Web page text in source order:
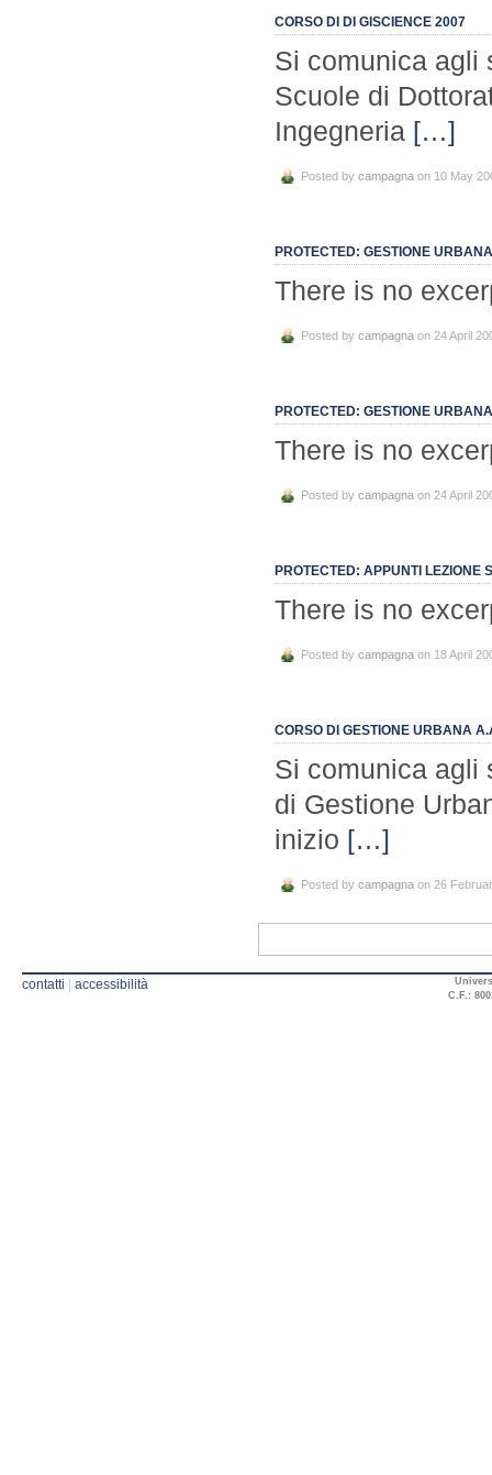
CORSO DI DI GISCIENCE 2007
Si comunica agli
Scuole di
Ingegneria […]
Posted by campagna on 10 May
PROTECTED: GESTIONE
There is no
Posted by campagna on 24 April
PROTECTED: GESTIONE
There is no
Posted by campagna on 24 April
PROTECTED: APPUNTI LEZIONE
There is no
Posted by campagna on 18 April
CORSO DI GESTIONE URBANA
Si comunica agli
di Gestione
inizio […]
Posted by campagna on 26
contatti accessibilità
C.F.: